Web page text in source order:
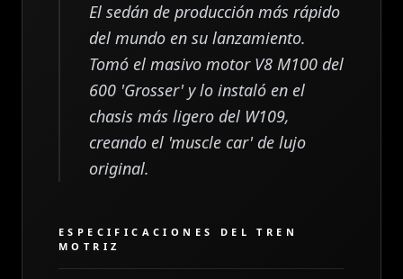
El sedán de producción más rápido
del mundo en su lanzamiento.
Tomó el masivo motor V8 M100 del
600 'Grosser' y lo instaló en el
chasis más ligero del W109,
creando el 'muscle car' de lujo
original.
ESPECIFICACIONES DEL TREN
MOTRIZ